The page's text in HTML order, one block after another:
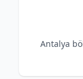
Antalya